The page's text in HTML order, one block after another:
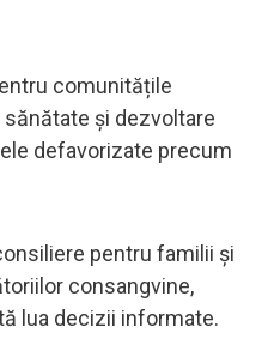
comunitățile
și dezvoltare
defavorizate precum
pentru familii și
consangvine,
lua decizii informate.